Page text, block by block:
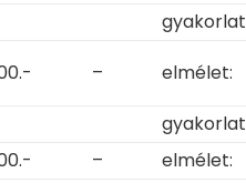
–
elmélet:
–
elmélet: